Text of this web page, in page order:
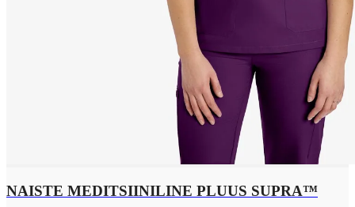
NAISTE MEDITSIINILINE PLUUS SUPRA™